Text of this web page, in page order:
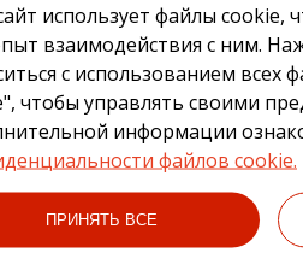
использует файлы cookie,
взаимодействия с ним.
с использованием всех
чтобы управлять своими
информации
файлов cookie.
ПРИНЯТЬ ВСЕ
скидку 10% при
«шведский стол»
и бассейн
Wi-Fi на территории